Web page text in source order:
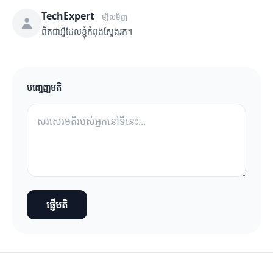
TechExpert ម្សិលមិញ
ពិតជាអ្វីដែលខ្ញុំកំពុងស្វែងរក។
បញ្ចេញមតិ
ផ្ញើមតិ